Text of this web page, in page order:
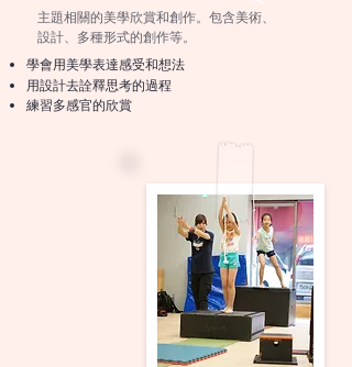
​主題相關的美學欣賞和創作。包含美術、
設計、多種形式的創作等。
學會用美學表達感受和想法
用設計去詮釋思考的過程
​練習多感官的欣賞